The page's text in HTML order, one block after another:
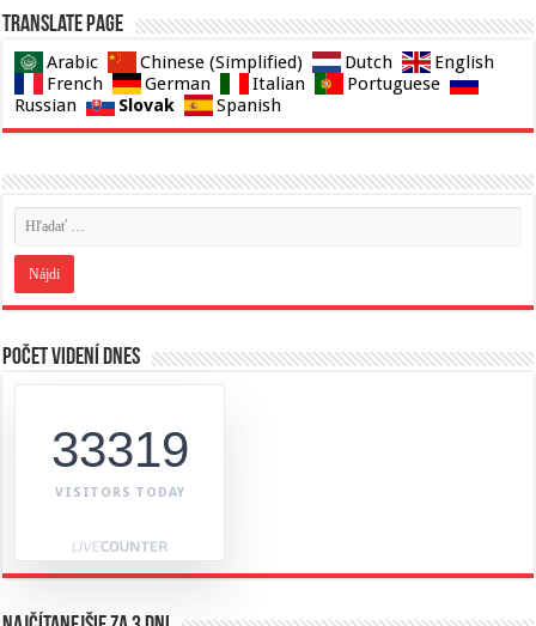
Translate page
Arabic Chinese (Simplified) Dutch
English
French
German Italian
Portuguese
Russian
Slovak Spanish
Počet videní dnes
33319
VISITORS TODAY